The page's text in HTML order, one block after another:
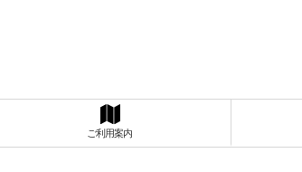
ご利用案内